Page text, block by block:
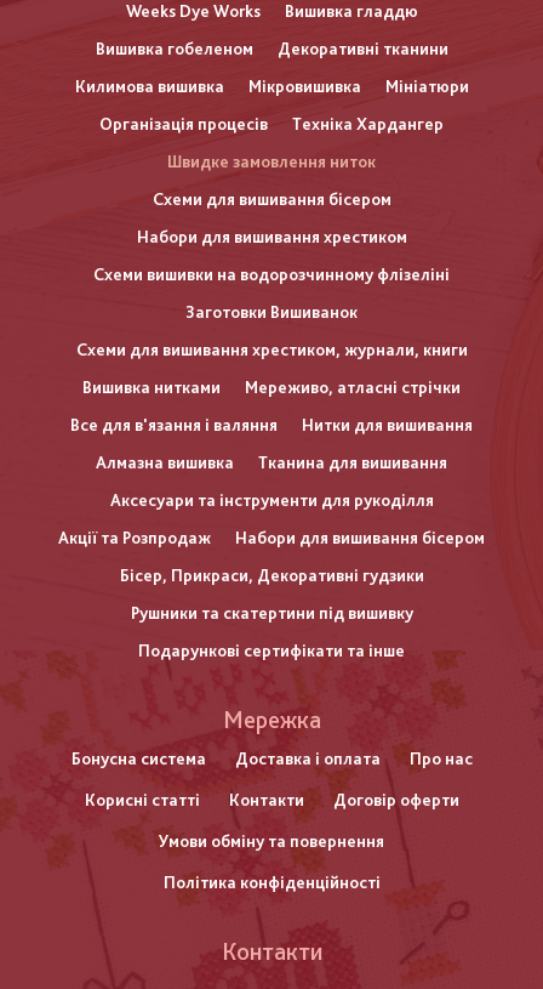
Weeks Dye Works
Вишивка гладдю
Вишивка гобеленом
Декоративні тканини
Килимова вишивка
Мікровишивка
Мініатюри
Організація процесів
Техніка Хардангер
Швидке замовлення ниток
Схеми для вишивання бісером
Набори для вишивання хрестиком
Схеми вишивки на водорозчинному флізеліні
Заготовки Вишиванок
Схеми для вишивання хрестиком, журнали, книги
Вишивка нитками
Мереживо, атласні стрічки
Все для в'язання і валяння
Нитки для вишивання
Алмазна вишивка
Тканина для вишивання
Аксесуари та інструменти для рукоділля
Акції та Розпродаж
Набори для вишивання бісером
Бісер, Прикраси, Декоративні гудзики
Рушники та скатертини під вишивку
Подарункові сертифікати та інше
нижнього
колонтитулу
Мережка
Бонусна система Доставка і оплата Про нас
Корисні статті Контакти Договір оферти
Умови обміну та повернення
Політика конфіденційності
Контакти